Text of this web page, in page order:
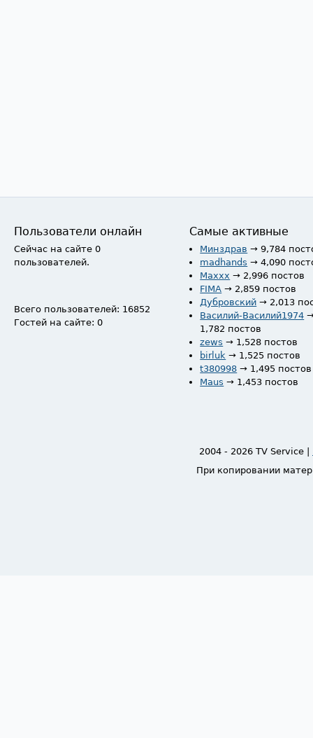
Пользователи онлайн
Сейчас на сайте 0
пользователей.
Всего пользователей: 16852
Гостей на сайте: 0
Самые активные
Минздрав → 9,784
madhands → 4,090
Maxxx → 2,996 постов
FIMA → 2,859 постов
Дубровский → 2,013
Василий-Василий1974
1,782 постов
zews → 1,528 постов
birluk → 1,525 постов
t380998 → 1,495 постов
Maus → 1,453 постов
2004 - 2026 TV Service |
При копировании